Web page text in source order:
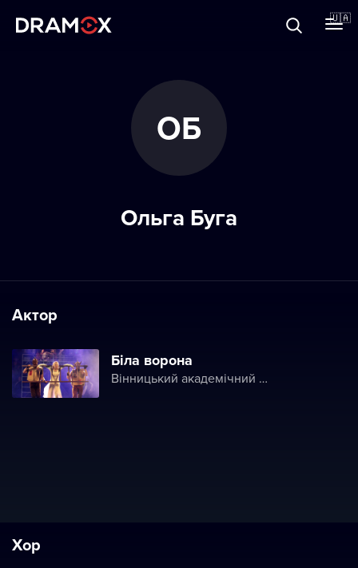
🇺🇦
Зареєструватися
ОБ
Ольга Буга
Актор
Біла ворона
Вінницький академічний театр ім. М. К. Садовського
Хор